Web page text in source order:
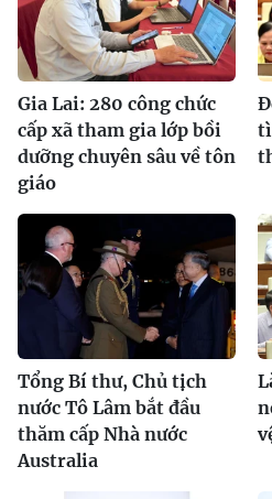
Gia Lai: 280 công chức
cấp xã tham gia lớp bồi
dưỡng chuyên sâu về tôn
giáo
Tổng Bí thư, Chủ tịch
nước Tô Lâm bắt đầu
thăm cấp Nhà nước
Australia